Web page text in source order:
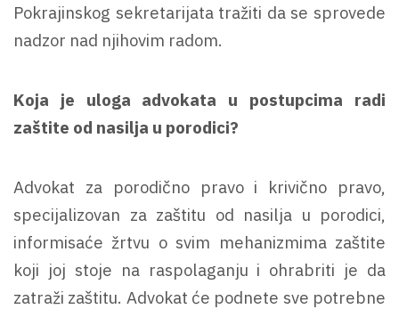
Pokrajinskog sekretarijata tražiti da se sprovede
nadzor nad njihovim radom.
Koja je uloga advokata u postupcima radi
zaštite od nasilja u porodici?
Advokat za porodično pravo i krivično pravo,
specijalizovan za zaštitu od nasilja u porodici,
informisaće žrtvu o svim mehanizmima zaštite
koji joj stoje na raspolaganju i ohrabriti je da
zatraži zaštitu. Advokat će podnete sve potrebne